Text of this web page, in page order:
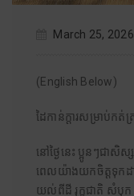
March 25, 2026
(English Below)
ដៃកាន់ក្តារសម្រាប់កត់
នៅថ្ងៃនេះ ប្អូនៗជាសិ
ពេលយ៉ាងយកចិត្តទុកដាក់
យល់ពីដី រុក្ខជាតិ សំបុក